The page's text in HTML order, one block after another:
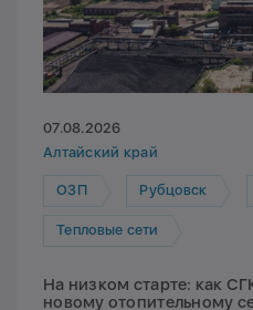
07.08.2026
Алтайский край
ОЗП Рубцовск
Тепловые сети
На низком старте: как
новому отопительному